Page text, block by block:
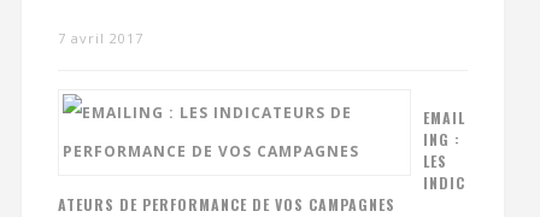
7 avril 2017
EMAIL
ING :
LES
INDIC
ATEURS DE PERFORMANCE DE VOS CAMPAGNES